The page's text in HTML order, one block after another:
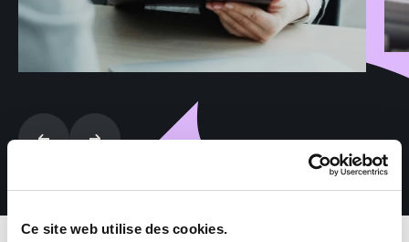
Ce site web utilise des cookies.